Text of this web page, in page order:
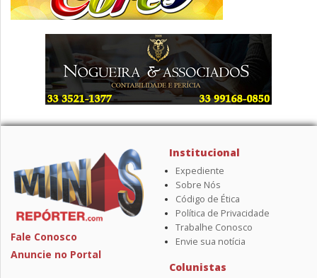
Fale Conosco
Anuncie no Portal
Institucional
Expediente
Sobre Nós
Código de Ética
Política de Privacidade
Trabalhe Conosco
Envie sua notícia
Colunistas